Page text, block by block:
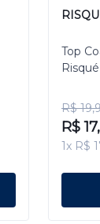
Top
R$
R$
1x R$